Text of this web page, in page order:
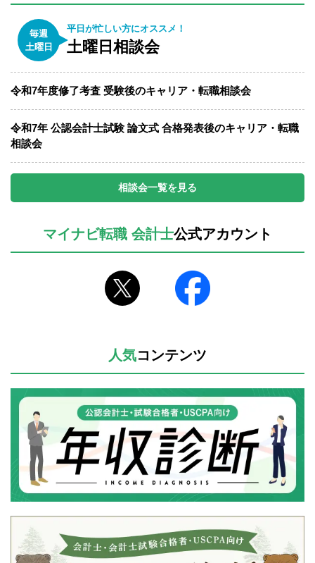
毎週
土曜日
平日が忙しい方にオススメ！
土曜日相談会
令和7年度修了考査 受験後のキャリア・転職相談会
令和7年 公認会計士試験 論文式 合格発表後のキャリア・転職
相談会
相談会一覧を見る
マイナビ転職 会計士公式アカウント
人気コンテンツ